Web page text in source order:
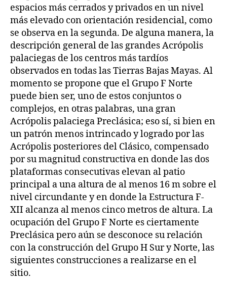
espacios más cerrados y privados en un nivel
más elevado con orientación residencial, como
se observa en la segunda. De alguna manera, la
descripción general de las grandes Acrópolis
palaciegas de los centros más tardíos
observados en todas las Tierras Bajas Mayas. Al
momento se propone que el Grupo F Norte
puede bien ser, uno de estos conjuntos o
complejos, en otras palabras, una gran
Acrópolis palaciega Preclásica; eso sí, si bien en
un patrón menos intrincado y logrado por las
Acrópolis posteriores del Clásico, compensado
por su magnitud constructiva en donde las dos
plataformas consecutivas elevan al patio
principal a una altura de al menos 16 m sobre el
nivel circundante y en donde la Estructura F-
XII alcanza al menos cinco metros de altura. La
ocupación del Grupo F Norte es ciertamente
Preclásica pero aún se desconoce su relación
con la construcción del Grupo H Sur y Norte, las
siguientes construcciones a realizarse en el
sitio.